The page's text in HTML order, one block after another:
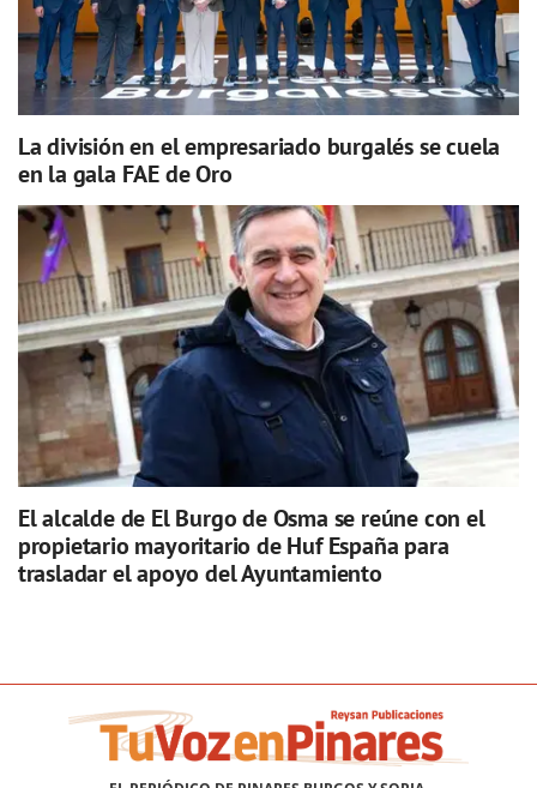
La división en el empresariado burgalés se cuela
en la gala FAE de Oro
El alcalde de El Burgo de Osma se reúne con el
propietario mayoritario de Huf España para
trasladar el apoyo del Ayuntamiento